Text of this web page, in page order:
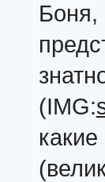
Боня,
(IMG: